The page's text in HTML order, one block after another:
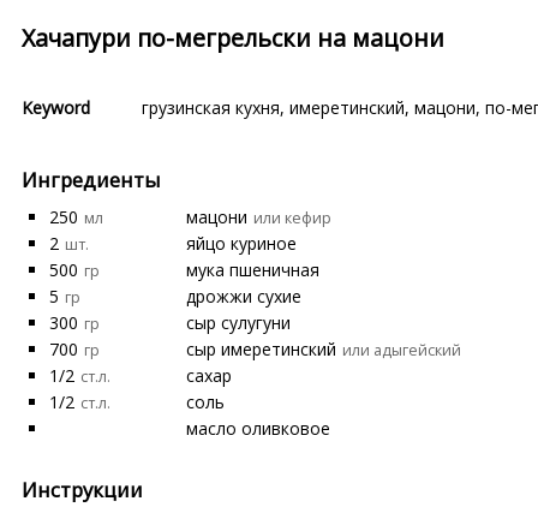
Хачапури по-мегрельски на мацони
Keyword грузинская кухня, имеретинский, мацони, по-
Ингредиенты
250 мл мацони или кефир
2 шт.
яйцо куриное
500 гр
мука пшеничная
5 гр
дрожжи сухие
300 гр
сыр сулугуни
700 гр сыр имеретинский или адыгейский
1/2 ст.л.
сахар
1/2 ст.л.
соль
масло оливковое
Инструкции